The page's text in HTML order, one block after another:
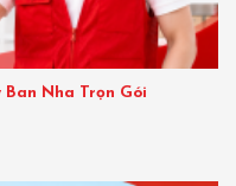
Ban Nha Trọn Gói